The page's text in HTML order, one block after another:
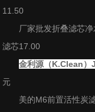
11.50
厂家批发折叠滤芯
滤芯17.00
金利源（K.Clean
元
美的M6前置活性炭